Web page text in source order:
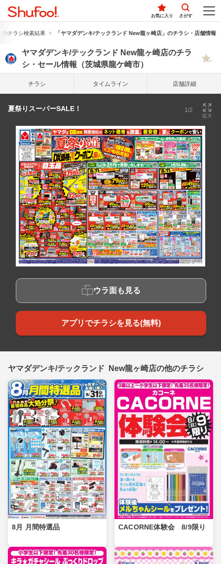
お気に入り さがす
のチラシ検索結果 「ヤマダデンキ/テックランド New龍ヶ崎店」のチラシ・店舗情報
ヤマダデンキ/テックランド New龍ヶ崎店のチラ
シ・セール情報（茨城県龍ケ崎市）
チラシ タイム ライン 店舗詳細
夏祭りスーパーSALE！ 1/2
拡大
ウラ面も見る
アプリでチラシを見る(無料)
ヤマダデンキ/テックランド New龍ヶ崎店の他のチラシ
8月 月間特選品 CACORNE体験会 8/9限り